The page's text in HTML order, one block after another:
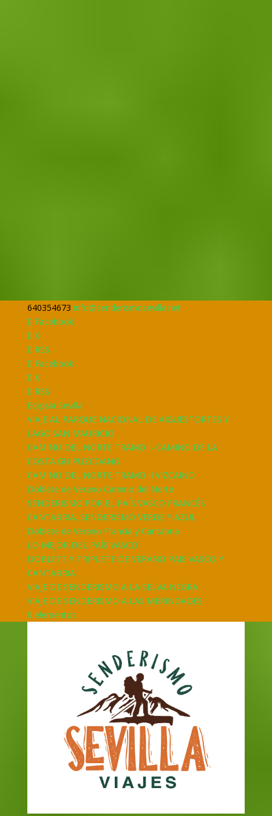
640354673 info@senderismosevilla.net
Facebook
X
RSS
Facebook
X
RSS
Eclipsia Sevilla
VIAJE AL PARQUE NACIONAL DE AIGÜESTORTES Y
LAGO SAN MAURICIO
CAMINO DEL NORTE TRAMO I- CAMINO DE LA
COSTA GUIPUZCOANO
CAMINO DEL NORTE TRAMO II VIZCAINO
Doblete de Verano Camino del Norte
SENDERISMO POR EL PAÍS VASCO FRANCÉS
CANTABRIA, SENDERISMO VERDE Y AZUL
Doblete de Verano Francia y Cantabria
LO MEJOR DEL PAÍS VASCO
DOBLETE Y TRIPLETE DE VERANO PAIS VASCO Y
CANTABRIA
VIAJE DE SENDERISMO A LA SELVA NEGRA
VIAJE DE SENDERISMO A LAS MERINDADES
0 elementos